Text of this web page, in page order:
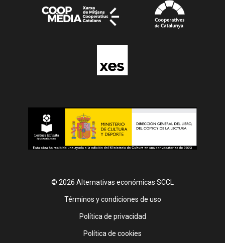
© 2026 Alternativas económicas SCCL
Footer
Términos y condiciones de uso
Política de privacidad
Política de cookies